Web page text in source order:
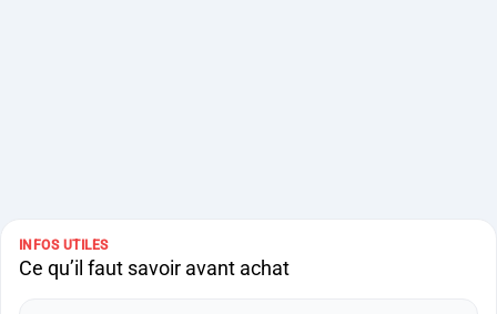
INFOS UTILES
Ce qu’il faut savoir avant achat